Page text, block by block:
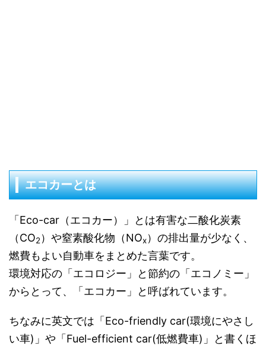
エコカーとは
「Eco-car（エコカー）」とは有害な二酸化炭素
（CO2）や窒素酸化物（NOx）の排出量が少なく、
燃費もよい自動車をまとめた言葉です。
環境対応の「エコロジー」と節約の「エコノミー」
からとって、「エコカー」と呼ばれています。
ちなみに英文では「Eco-friendly car(環境にやさし
い車)」や「Fuel-efficient car(低燃費車)」と書くほ